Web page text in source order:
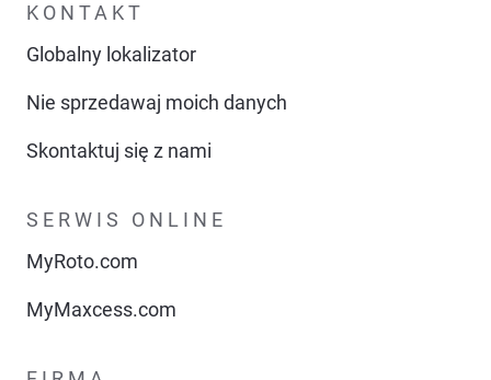
KONTAKT
Globalny lokalizator
Nie sprzedawaj moich danych
Skontaktuj się z nami
SERWIS ONLINE
MyRoto.com
MyMaxcess.com